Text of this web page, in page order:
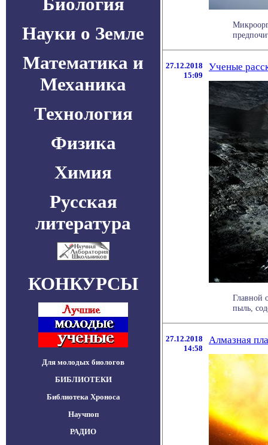
Науки о Земле
Математика и
Механика
Технология
Физика
Химия
Русская
литература
КОНКУРСЫ
Для молодых биологов
БИБЛИОТЕКИ
Библиотека Хроноса
Научпоп
РАДИО
27.12.2018
15:09
Ученые
Главной
пыль,
27.12.2018
14:58
Алмазная